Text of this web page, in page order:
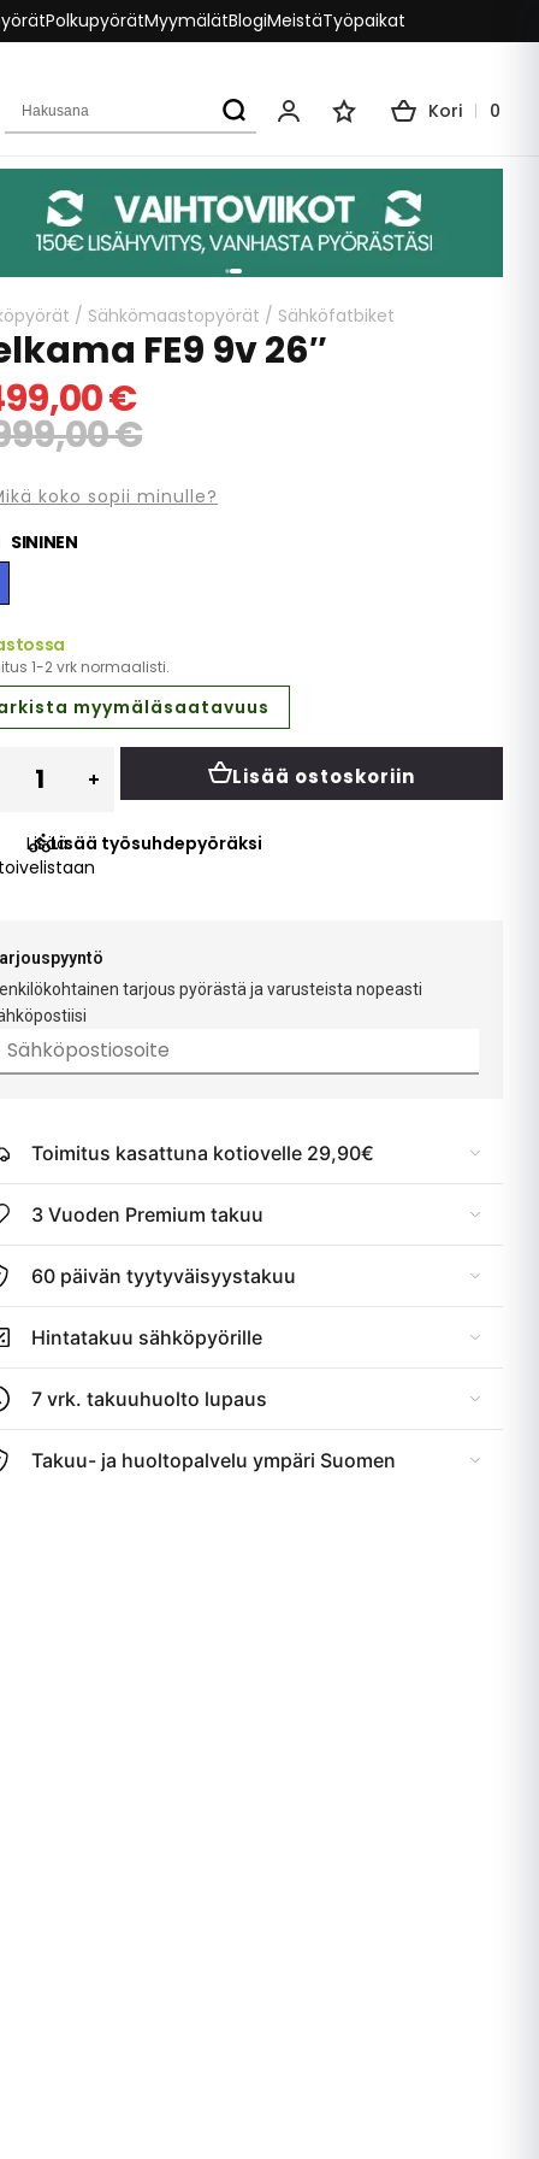
PolkupyörätMyymälätBlogiMeistäTyöpaikat
Hakusana
Oma tiliToivelistaKori 0
/ Sähkömaastopyörät / Sähköfatbiket
FE9 9v 26″
€
€
koko sopii minulle?
SININEN
1-2 vrk normaalisti.
myymäläsaatavuus
Lisää ostoskoriin
Lisää
toivelistaan
Lisää työsuhdepyöräksi
tarjous pyörästä ja varusteista nopeasti
Toimitus kasattuna kotiovelle 29,90€
3 Vuoden Premium takuu
60 päivän tyytyväisyystakuu
Hintatakuu sähköpyörille
7 vrk. takuuhuolto lupaus
Takuu- ja huoltopalvelu ympäri Suomen